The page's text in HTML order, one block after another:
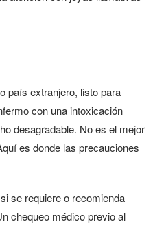
país extranjero, listo para
con una intoxicación
desagradable. No es el mejor
es donde las precauciones
se requiere o recomienda
chequeo médico previo al